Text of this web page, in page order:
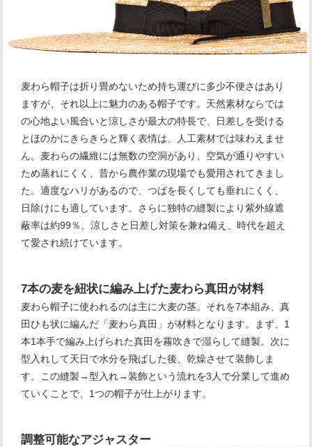
麦わら帽子は折り畳めないため持ち運びに多少不便さはあり
ますが、それ以上に魅力のある帽子です。天然素材ならでは
の心地よい風合いと涼しさが最大の特長で、日差しを受ける
とほのかにきらきらと輝く表情は、人工素材では味わえませ
ん。麦わらの繊維には無数の空洞があり、空気が通りやすい
ため蒸れにくく、昔から農作業の現場でも愛用されてきまし
た。適度なハリがあるので、つばを長くしても垂れにくく、
日除けにも適しています。さらに独特の縫製により紫外線遮
蔽率は約99％。涼しさと日差し対策を兼ね備え、時代を超え
て愛され続けています。
7本の麦を紐状に編み上げた麦わら真田が材料
麦わら帽子に使われるのは主に大麦の茎。それを7本組み、真
田ひも状に編んだ「麦わら真田」が材料となります。まず、1
本1本手で編み上げられた真田を霧吹きで湿らして縫製。次に
型入れして天日で水分を飛ばした後、乾燥させて装飾しま
す。この縫製→型入れ→装飾という流れを3人で分業して進め
ていくことで、1つの帽子が仕上がります。
調整可能なアジャスター